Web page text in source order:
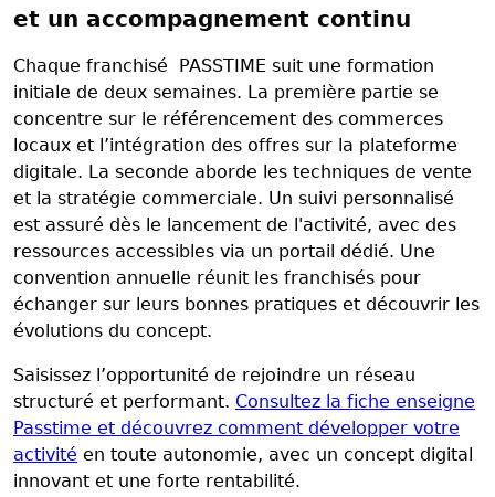
et un accompagnement continu
Chaque franchisé PASSTIME suit une formation
initiale de deux semaines. La première partie se
concentre sur le référencement des commerces
locaux et l’intégration des offres sur la plateforme
digitale. La seconde aborde les techniques de vente
et la stratégie commerciale. Un suivi personnalisé
est assuré dès le lancement de l'activité, avec des
ressources accessibles via un portail dédié. Une
convention annuelle réunit les franchisés pour
échanger sur leurs bonnes pratiques et découvrir les
évolutions du concept.
Saisissez l’opportunité de rejoindre un réseau
structuré et performant. Consultez la fiche enseigne
Passtime et découvrez comment développer votre
activité en toute autonomie, avec un concept digital
innovant et une forte rentabilité.